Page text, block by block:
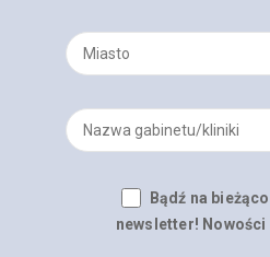
Bądź na
newsletter! Nowości